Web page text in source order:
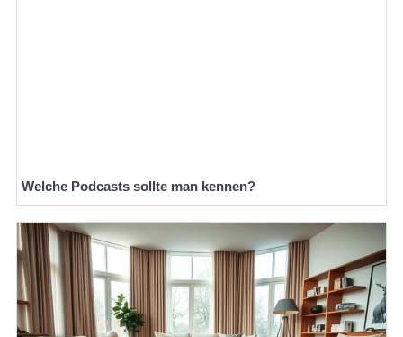
Welche Podcasts sollte man kennen?